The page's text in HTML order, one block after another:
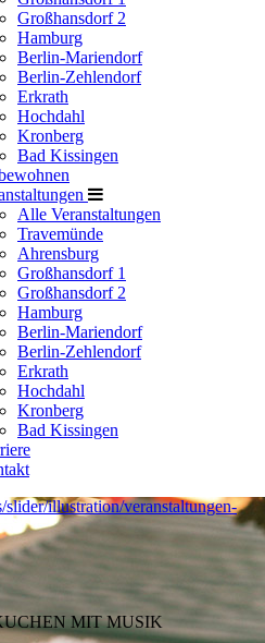
Großhansdorf 2
Hamburg
Berlin-Mariendorf
Berlin-Zehlendorf
Erkrath
Hochdahl
Kronberg
Bad Kissingen
Alle Veranstaltungen
Travemünde
Ahrensburg
Großhansdorf 1
Großhansdorf 2
Hamburg
Berlin-Mariendorf
Berlin-Zehlendorf
Erkrath
Hochdahl
Kronberg
Bad Kissingen
slider/illustration/veranstaltungen-
MIT MUSIK